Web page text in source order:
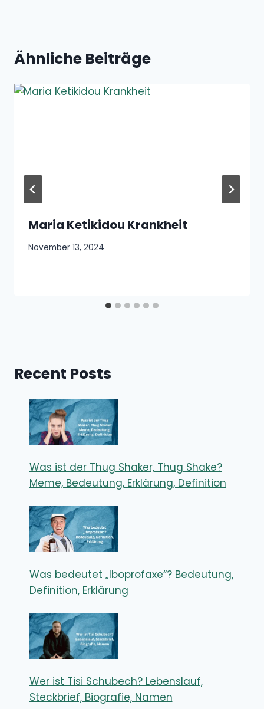
Ähnliche Beiträge
Maria Ketikidou Krankheit
November 13, 2024
Recent Posts
Was ist der Thug Shaker, Thug Shake?
Meme, Bedeutung, Erklärung, Definition
Was bedeutet „Iboprofaxe“? Bedeutung,
Definition, Erklärung
Wer ist Tisi Schubech? Lebenslauf,
Steckbrief, Biografie, Namen